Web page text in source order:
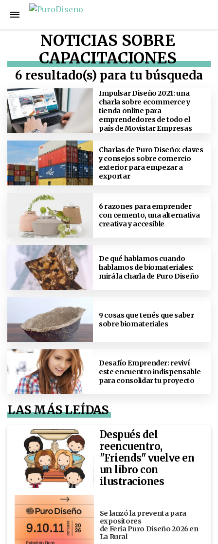
NOTICIAS SOBRE
CAPACITACIONES
6 resultado(s) para tu búsqueda
Impulsar Diseño 2021: una
charla sobre ecommerce y
tienda online para
emprendedores de todo el
país de Movistar Empresas
Charlas de Puro Diseño: claves
y consejos sobre comercio
exterior para empezar a
exportar
6 razones para emprender
con cemento, una alternativa
creativa y accesible
De qué hablamos cuando
hablamos de biomateriales:
mirá la charla de Puro Diseño
9 cosas que tenés que saber
sobre biomateriales
Desafío Emprender: reviví
este encuentro indispensable
para consolidar tu proyecto
LAS MÁS LEÍDAS
Después del
reencuentro,
"Friends" vuelve en
un libro con
ilustraciones
Se lanzó la preventa para
expositores
de Feria Puro Diseño 2026 en
La Rural